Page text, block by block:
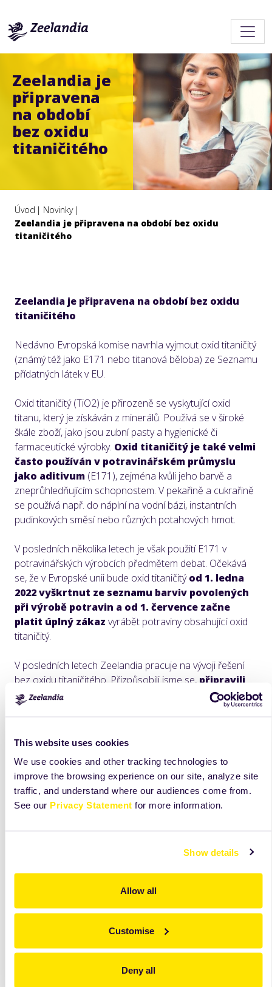
This website uses cookies
We use cookies and other tracking technologies to
improve the browsing experience on our site, analyze site
traffic, and understand where our audiences come from.
See our Privacy Statement for more information.
Show details
Allow all
Customise
Deny all
Zeelandia je
připravena
na období
bez oxidu
titaničitého
Úvod
Novinky
Zeelandia je připravena na období bez oxidu
titaničitého
Zeelandia je připravena na období bez oxidu
titaničitého
Nedávno Evropská komise navrhla vyjmout oxid titaničitý
(známý též jako E171 nebo titanová běloba) ze Seznamu
přídatných látek v EU.
Oxid titaničitý (TiO2) je přirozeně se vyskytující oxid
titanu, který je získáván z minerálů. Používá se v široké
škále zboží, jako jsou zubní pasty a hygienické či
farmaceutické výrobky. Oxid titaničitý je také velmi
často používán v potravinářském průmyslu
jako aditivum (E171), zejména kvůli jeho barvě a
zneprůhledňujícím schopnostem. V pekařině a cukrařině
se používá např. do náplní na vodní bázi, instantních
pudinkových směsí nebo různých potahových hmot.
V posledních několika letech je však použití E171 v
potravinářských výrobcích předmětem debat. Očekává
se, že v Evropské unii bude oxid titaničitýod 1. ledna
2022 vyškrtnut ze seznamu barviv povolených
při výrobě potravin a od 1. července začne
platit úplný zákaz vyrábět potraviny obsahující oxid
titaničitý.
V posledních letech Zeelandia pracuje na vývoji řešení
bez oxidu titaničitého. Přizpůsobili jsme se, připravili
jsme technická řešení a vyvinuli řadu produktů
bez TiO2.
Jsme proto schopni nabídnout řešení bez
výrobků soulad s novou legislativou EU.
Máte-li jakékoli dotazy k tomuto tématu, neváhejte nás
kontaktovat. Rádi vám pomůžeme a poradíme s ohledem
na vaše recepty a produkty.